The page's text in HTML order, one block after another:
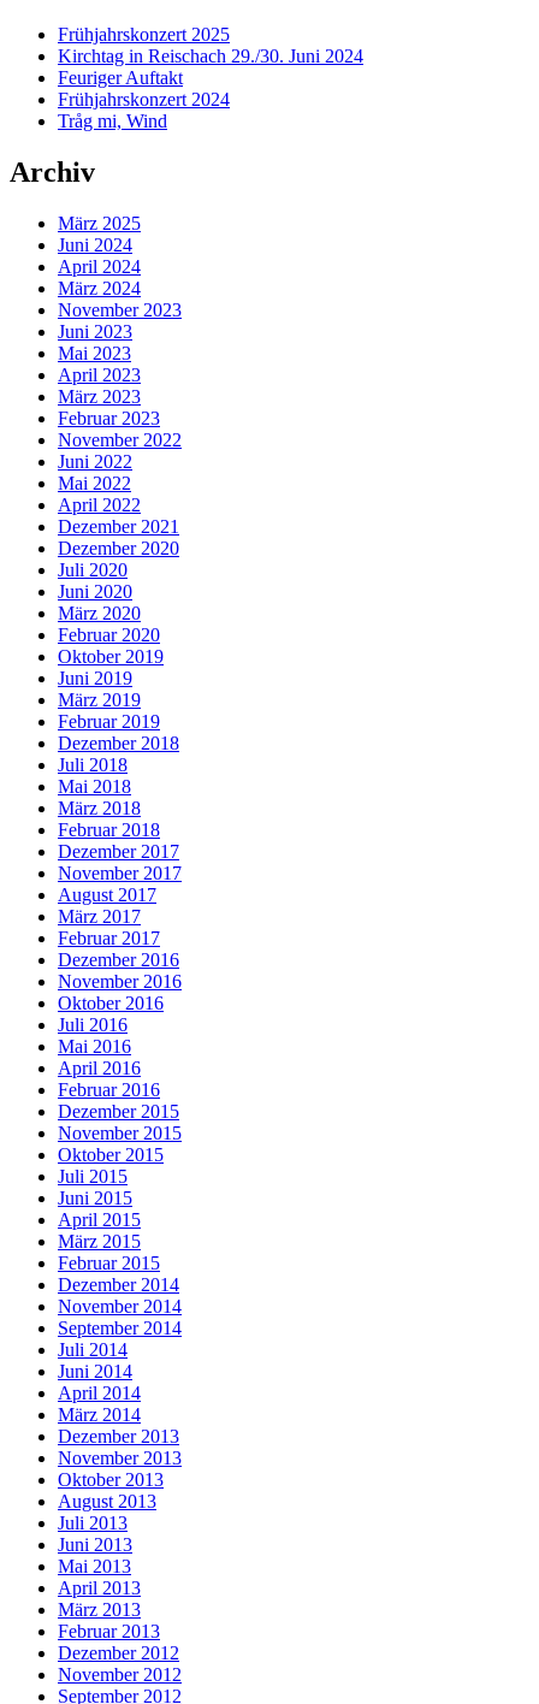
Frühjahrskonzert 2025
Kirchtag in Reischach 29./30. Juni 2024
Feuriger Auftakt
Frühjahrskonzert 2024
Tråg mi, Wind
Archiv
März 2025
Juni 2024
April 2024
März 2024
November 2023
Juni 2023
Mai 2023
April 2023
März 2023
Februar 2023
November 2022
Juni 2022
Mai 2022
April 2022
Dezember 2021
Dezember 2020
Juli 2020
Juni 2020
März 2020
Februar 2020
Oktober 2019
Juni 2019
März 2019
Februar 2019
Dezember 2018
Juli 2018
Mai 2018
März 2018
Februar 2018
Dezember 2017
November 2017
August 2017
März 2017
Februar 2017
Dezember 2016
November 2016
Oktober 2016
Juli 2016
Mai 2016
April 2016
Februar 2016
Dezember 2015
November 2015
Oktober 2015
Juli 2015
Juni 2015
April 2015
März 2015
Februar 2015
Dezember 2014
November 2014
September 2014
Juli 2014
Juni 2014
April 2014
März 2014
Dezember 2013
November 2013
Oktober 2013
August 2013
Juli 2013
Juni 2013
Mai 2013
April 2013
März 2013
Februar 2013
Dezember 2012
November 2012
September 2012